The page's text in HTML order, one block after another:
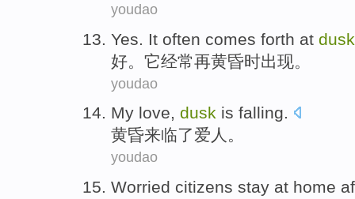
youdao
Yes It often comes forth at dusk
好。 它经常再黄昏时出现。
youdao
My love, dusk is falling.
黄昏来临了爱人 。
youdao
Worried citizens stay at home